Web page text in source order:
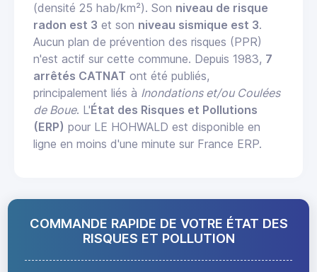
(densité 25 hab/km²). Son niveau de risque
radon est 3 et son niveau sismique est 3.
Aucun plan de prévention des risques (PPR)
n'est actif sur cette commune. Depuis 1983, 7
arrêtés CATNAT ont été publiés,
principalement liés à Inondations et/ou Coulées
de Boue. L'État des Risques et Pollutions
(ERP) pour LE HOHWALD est disponible en
ligne en moins d'une minute sur France ERP.
COMMANDE RAPIDE DE VOTRE ÉTAT DES
RISQUES ET POLLUTION